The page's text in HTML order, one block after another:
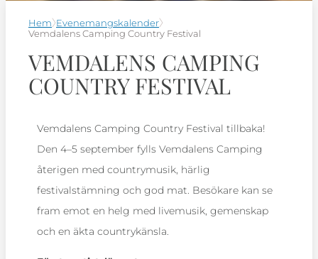
Hem Evenemangskalender
Vemdalens Camping Country Festival
VEMDALENS CAMPING
COUNTRY FESTIVAL
Vemdalens Camping Country Festival tillbaka!
Den 4–5 september fylls Vemdalens Camping
återigen med countrymusik, härlig
festivalstämning och god mat. Besökare kan se
fram emot en helg med livemusik, gemenskap
och en äkta countrykänsla.